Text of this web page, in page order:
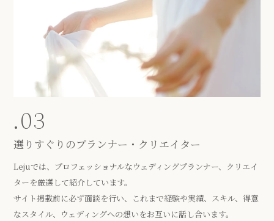
.03
選りすぐりのプランナー・クリエイター
Lejuでは、プロフェッショナルなウェディングプランナー、クリエイ
ターを厳選して紹介しています。
サイト掲載前に必ず面談を行い、これまで経験や実績、スキル、得意
なスタイル、ウェディングへの想いをお互いに話し合います。